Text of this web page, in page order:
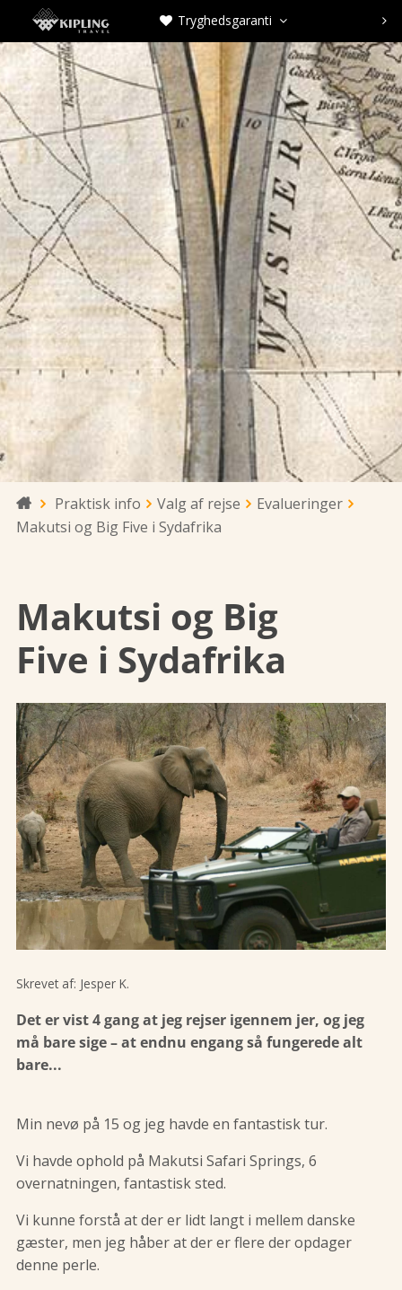
 Tryghedsgaranti  
 Praktisk info Valg af rejse
Evalueringer
Makutsi og Big Five i Sydafrika
Makutsi og Big
Five i Sydafrika
Skrevet af: Jesper K.
Det er vist 4 gang at jeg rejser igennem jer, og jeg
må bare sige – at endnu engang så fungerede alt
bare...
Min nevø på 15 og jeg havde en fantastisk tur.
Vi havde ophold på Makutsi Safari Springs, 6
overnatningen, fantastisk sted.
Vi kunne forstå at der er lidt langt i mellem danske
gæster, men jeg håber at der er flere der opdager
denne perle.